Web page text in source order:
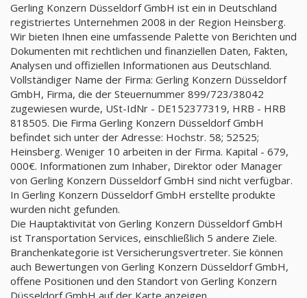
Gerling Konzern Düsseldorf GmbH ist ein in Deutschland
registriertes Unternehmen 2008 in der Region Heinsberg.
Wir bieten Ihnen eine umfassende Palette von Berichten und
Dokumenten mit rechtlichen und finanziellen Daten, Fakten,
Analysen und offiziellen Informationen aus Deutschland.
Vollständiger Name der Firma: Gerling Konzern Düsseldorf
GmbH, Firma, die der Steuernummer 899/723/38042
zugewiesen wurde, USt-IdNr - DE152377319, HRB - HRB
818505. Die Firma Gerling Konzern Düsseldorf GmbH
befindet sich unter der Adresse: Hochstr. 58; 52525;
Heinsberg. Weniger 10 arbeiten in der Firma. Kapital - 679,
000€. Informationen zum Inhaber, Direktor oder Manager
von Gerling Konzern Düsseldorf GmbH sind nicht verfügbar.
In Gerling Konzern Düsseldorf GmbH erstellte produkte
wurden nicht gefunden.
Die Hauptaktivität von Gerling Konzern Düsseldorf GmbH
ist Transportation Services, einschließlich 5 andere Ziele.
Branchenkategorie ist Versicherungsvertreter. Sie können
auch Bewertungen von Gerling Konzern Düsseldorf GmbH,
offene Positionen und den Standort von Gerling Konzern
Düsseldorf GmbH auf der Karte anzeigen.